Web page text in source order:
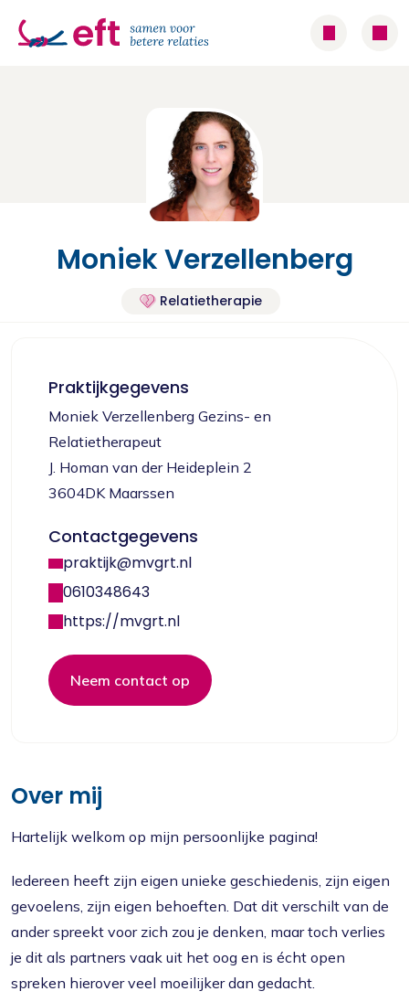
Moniek Verzellenberg
Relatietherapie
Over mij
Hartelijk welkom op mijn persoonlijke pagina!
Iedereen heeft zijn eigen unieke geschiedenis, zijn eigen
gevoelens, zijn eigen behoeften. Dat dit verschilt van de
ander spreekt voor zich zou je denken, maar toch verlies
je dit als partners vaak uit het oog en is écht open
spreken hierover veel moeilijker dan gedacht.
Praktijkgegevens
Moniek Verzellenberg Gezins- en
Relatietherapeut
J. Homan van der Heideplein 2
3604DK Maarssen
Contactgegevens
praktijk@mvgrt.nl
0610348643
https://mvgrt.nl
Neem contact op